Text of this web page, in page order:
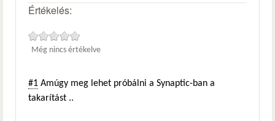
Értékelés:
Még nincs értékelve
#1 Amúgy meg lehet próbálni a Synaptic-ban a
takarítást ..